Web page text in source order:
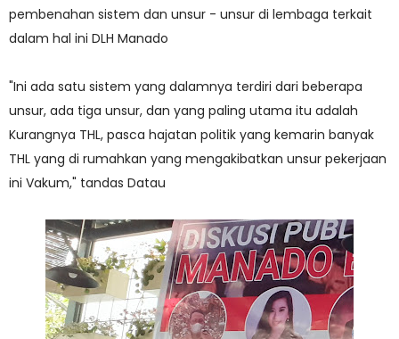
pembenahan sistem dan unsur - unsur di lembaga terkait
dalam hal ini DLH Manado
"Ini ada satu sistem yang dalamnya terdiri dari beberapa
unsur, ada tiga unsur, dan yang paling utama itu adalah
Kurangnya THL, pasca hajatan politik yang kemarin banyak
THL yang di rumahkan yang mengakibatkan unsur pekerjaan
ini Vakum," tandas Datau